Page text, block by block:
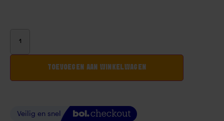
TOEVOEGEN AAN WINKELWAGEN